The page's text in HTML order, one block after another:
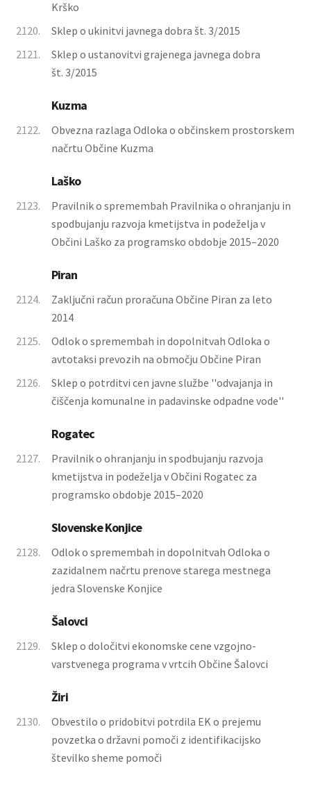
Krško
2120.
Sklep o ukinitvi javnega dobra št. 3/2015
2121.
Sklep o ustanovitvi grajenega javnega dobra
št. 3/2015
Kuzma
2122.
Obvezna razlaga Odloka o občinskem prostorskem
načrtu Občine Kuzma
Laško
2123.
Pravilnik o spremembah Pravilnika o ohranjanju in
spodbujanju razvoja kmetijstva in podeželja v
Občini Laško za programsko obdobje 2015–2020
Piran
2124.
Zaključni račun proračuna Občine Piran za leto
2014
2125.
Odlok o spremembah in dopolnitvah Odloka o
avtotaksi prevozih na območju Občine Piran
2126.
Sklep o potrditvi cen javne službe ''odvajanja in
čiščenja komunalne in padavinske odpadne vode''
Rogatec
2127.
Pravilnik o ohranjanju in spodbujanju razvoja
kmetijstva in podeželja v Občini Rogatec za
programsko obdobje 2015–2020
Slovenske Konjice
2128.
Odlok o spremembah in dopolnitvah Odloka o
zazidalnem načrtu prenove starega mestnega
jedra Slovenske Konjice
Šalovci
2129.
Sklep o določitvi ekonomske cene vzgojno-
varstvenega programa v vrtcih Občine Šalovci
Žiri
2130.
Obvestilo o pridobitvi potrdila EK o prejemu
povzetka o državni pomoči z identifikacijsko
številko sheme pomoči